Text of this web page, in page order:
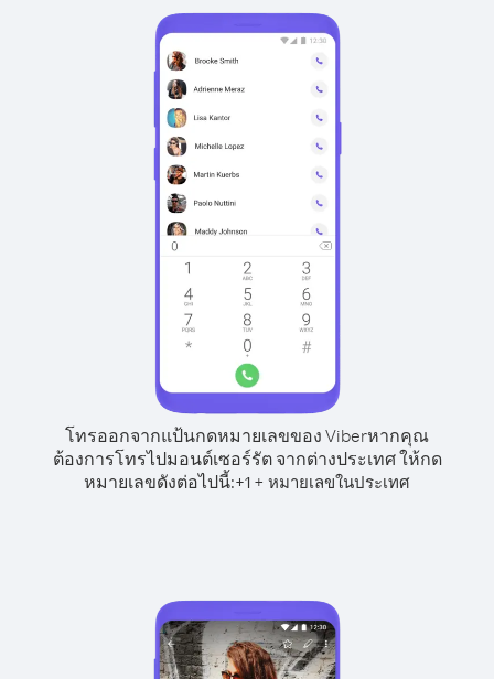
โทรออกจากแป้นกดหมายเลขของ Viberหากคุณ
ต้องการโทรไปมอนต์เซอร์รัต จากต่างประเทศ ให้กด
หมายเลขดังต่อไปนี้:+1 + หมายเลขในประเทศ